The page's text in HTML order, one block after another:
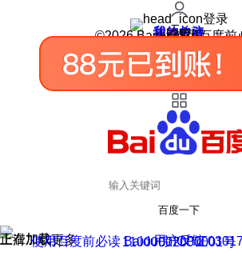
登录
我的关注
我的收藏
皮肤中心
用户反馈
设置
©2026 Baidu 使用百度前
百度一下
正在加载
上滑加载更多 用户反馈
使用百度前必读 Baidu 京ICP证
京公网安备11000002000001号